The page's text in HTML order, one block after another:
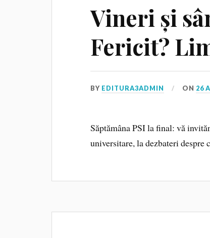
Vineri și
Fericit?
BY EDITURA3ADMIN ON 26
Săptămâna PSI la final: vă
universitare, la dezbateri